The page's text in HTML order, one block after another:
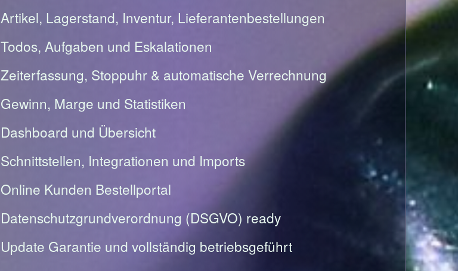
Artikel, Lagerstand, Inventur, Lieferantenbestellungen
Todos, Aufgaben und Eskalationen
Zeiterfassung, Stoppuhr & automatische Verrechnung
Gewinn, Marge und Statistiken
Dashboard und Übersicht
Schnittstellen, Integrationen und Imports
Online Kunden Bestellportal
Datenschutzgrundverordnung (DSGVO) ready
Update Garantie und vollständig betriebsgeführt